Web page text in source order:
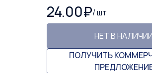
24.00₽/шт
НЕТ В НАЛИЧИИ
ПОЛУЧИТЬ